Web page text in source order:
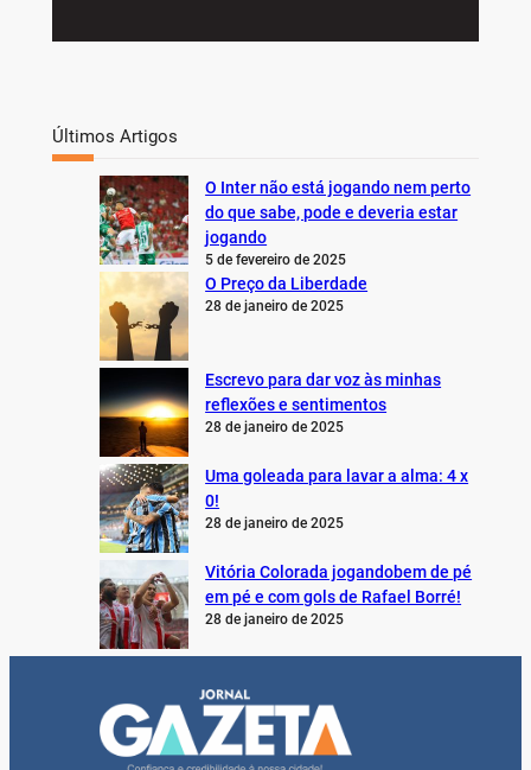
Últimos Artigos
O Inter não está jogando nem perto
do que sabe, pode e deveria estar
jogando
5 de fevereiro de 2025
O Preço da Liberdade
28 de janeiro de 2025
Escrevo para dar voz às minhas
reflexões e sentimentos
28 de janeiro de 2025
Uma goleada para lavar a alma: 4 x
0!
28 de janeiro de 2025
Vitória Colorada jogandobem de pé
em pé e com gols de Rafael Borré!
28 de janeiro de 2025